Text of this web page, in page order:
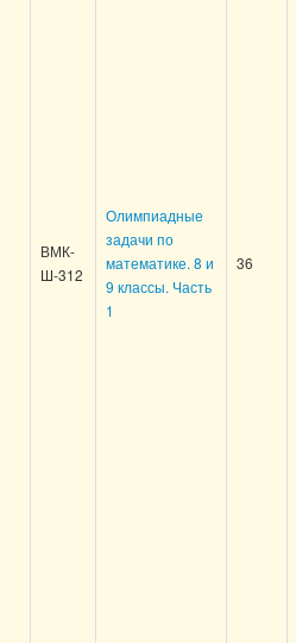
ВМК-
Ш-312
Олимпиадные
задачи по
математике. 8 и
9 классы. Часть
1
36